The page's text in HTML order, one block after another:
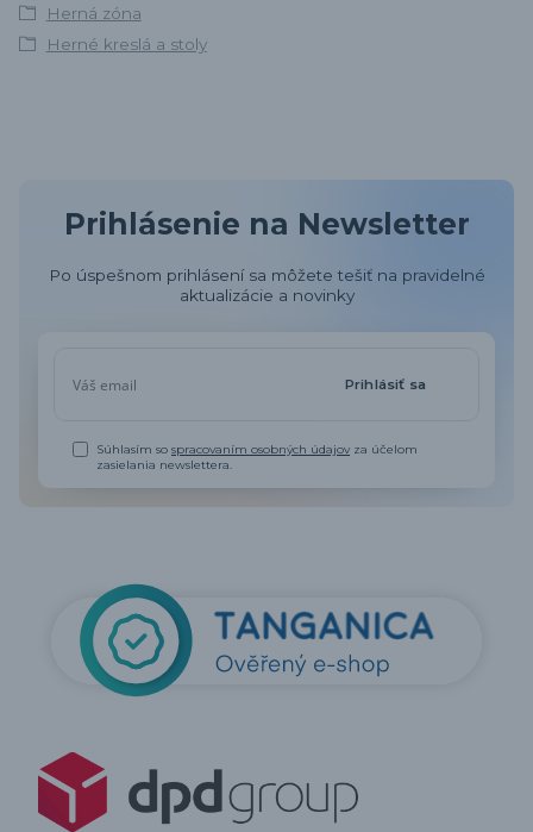
Herná zóna
Herné kreslá a stoly
Prihlásenie na Newsletter
Po úspešnom prihlásení sa môžete tešiť na pravidelné
aktualizácie a novinky
Prihlásiť sa
Súhlasím sospracovaním osobných údajov za účelom
zasielania newslettera.